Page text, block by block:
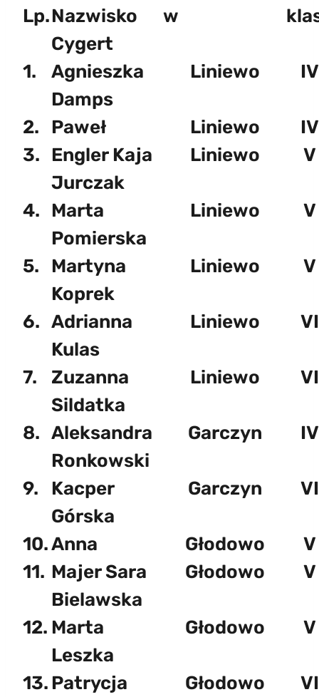
Lp.Nazwisko
w
1.
Cygert
Agnieszka
Liniewo IV
2.
Damps
Paweł
Liniewo
IV
3.
Engler Kaja Liniewo V
4.
Jurczak
Marta
Liniewo V
5.
Pomierska
Martyna
Liniewo V
6.
Koprek
Adrianna
Liniewo VI
7.
Kulas
Zuzanna
Liniewo VI
8.
Sildatka
Aleksandra
Garczyn IV
9.
Ronkowski
Kacper
Garczyn VI
10.
Górska
Anna
Głodowo
V
11. Majer Sara Głodowo V
12.
Bielawska
Marta
Głodowo V
13.
Leszka
Patrycja
Głodowo VI